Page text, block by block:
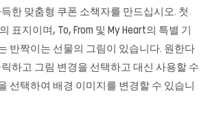
한 맞춤형 쿠폰 소책자를 만드십시오. 첫
표지이며, To, From 및 My Heart의 특별 기
반짝이는 선물의 그림이 있습니다. 원한다
하고 그림 변경을 선택하고 대신 사용할 수
선택하여 배경 이미지를 변경할 수 있습니